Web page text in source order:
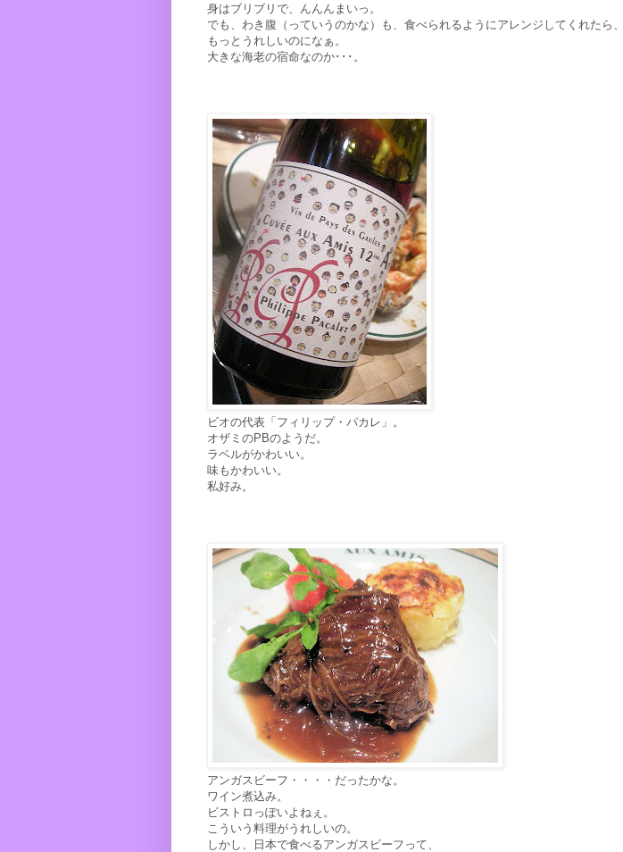
身はブリブリで、んんんまいっ。
でも、わき腹（っていうのかな）も、食べられるようにアレンジしてくれたら、
もっとうれしいのになぁ。
大きな海老の宿命なのか･･･。
ビオの代表「フィリップ・パカレ」。
オザミのPBのようだ。
ラベルがかわいい。
味もかわいい。
私好み。
アンガスビーフ・・・・だったかな。
ワイン煮込み。
ビストロっぽいよねぇ。
こういう料理がうれしいの。
しかし、日本で食べるアンガスビーフって、